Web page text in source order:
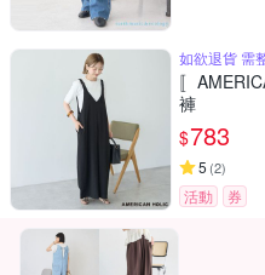
如欲退貨 需
〚
褲
$783
5 (2)
活動 券